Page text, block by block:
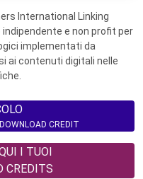
International Linking
e non profit per
implementati da
ai contenuti digitali nelle
CREDIT
I TUOI
CREDITS